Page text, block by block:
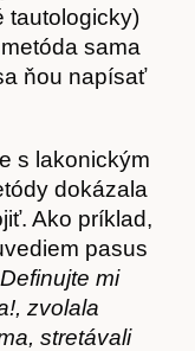
tautologicky)
sama
ňou napísať
s lakonickým
dokázala
Ako príklad,
pasus
Definujte mi
zvolala
stretávali